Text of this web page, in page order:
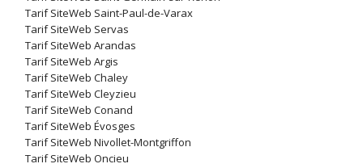
Tarif SiteWeb Saint-Paul-de-Varax
Tarif SiteWeb Servas
Tarif SiteWeb Arandas
Tarif SiteWeb Argis
Tarif SiteWeb Chaley
Tarif SiteWeb Cleyzieu
Tarif SiteWeb Conand
Tarif SiteWeb Évosges
Tarif SiteWeb Nivollet-Montgriffon
Tarif SiteWeb Oncieu